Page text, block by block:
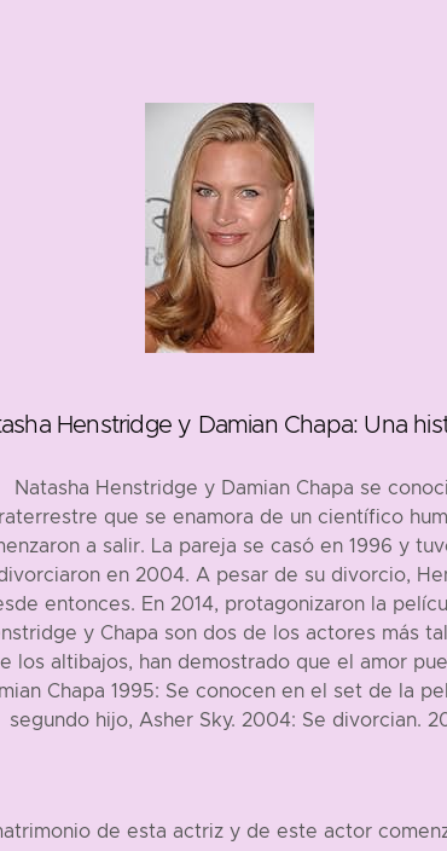
Henstridge y Damian Chapa: Una
Natasha Henstridge y Damian Chapa se
que se enamora de un científico
a salir. La pareja se casó en 1996 y
en 2004. A pesar de su divorcio,
entonces. En 2014, protagonizaron la
y Chapa son dos de los actores más
los altibajos, han demostrado que el amor
Chapa 1995: Se conocen en el set de la
segundo hijo, Asher Sky. 2004: Se divorcian.
de esta actriz y de este actor
180 cm